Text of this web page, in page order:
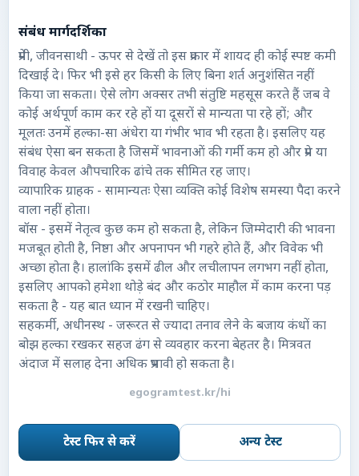
संबंध मार्गदर्शिका
प्रेमी, जीवनसाथी - ऊपर से देखें तो इस प्रकार में शायद ही कोई स्पष्ट कमी
दिखाई दे। फिर भी इसे हर किसी के लिए बिना शर्त अनुशंसित नहीं
किया जा सकता। ऐसे लोग अक्सर तभी संतुष्टि महसूस करते हैं जब वे
कोई अर्थपूर्ण काम कर रहे हों या दूसरों से मान्यता पा रहे हों; और
मूलतः उनमें हल्का-सा अंधेरा या गंभीर भाव भी रहता है। इसलिए यह
संबंध ऐसा बन सकता है जिसमें भावनाओं की गर्मी कम हो और प्रेम या
विवाह केवल औपचारिक ढांचे तक सीमित रह जाए।
व्यापारिक ग्राहक - सामान्यतः ऐसा व्यक्ति कोई विशेष समस्या पैदा करने
वाला नहीं होता।
बॉस - इसमें नेतृत्व कुछ कम हो सकता है, लेकिन जिम्मेदारी की भावना
मजबूत होती है, निष्ठा और अपनापन भी गहरे होते हैं, और विवेक भी
अच्छा होता है। हालांकि इसमें ढील और लचीलापन लगभग नहीं होता,
इसलिए आपको हमेशा थोड़े बंद और कठोर माहौल में काम करना पड़
सकता है - यह बात ध्यान में रखनी चाहिए।
सहकर्मी, अधीनस्थ - जरूरत से ज्यादा तनाव लेने के बजाय कंधों का
बोझ हल्का रखकर सहज ढंग से व्यवहार करना बेहतर है। मित्रवत
अंदाज में सलाह देना अधिक प्रभावी हो सकता है।
egogramtest.kr/hi
टेस्ट फिर से करें अन्य टेस्ट